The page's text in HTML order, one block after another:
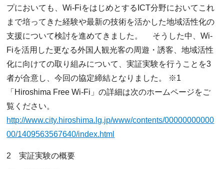
プにおいても、Wi-FiをはじめとするICT分野においてこれ
まで培ってきた経験や最新の技術を活かした地域活性化の
支援について検討を進めてきました。 そうした中、Wi-
Fiを活用した更なる外国人観光客の周遊・誘客、地域活性
化に向けての取り組みについて、実証実験を行うことを3
者が合意し、今回の協定締結となりました。 ※1
「Hiroshima Free Wi-Fi」の詳細は次のホームページをご
覧ください。
http://www.city.hiroshima.lg.jp/www/contents/00000000000
00/1409563567640/index.html
2 実証実験の概要